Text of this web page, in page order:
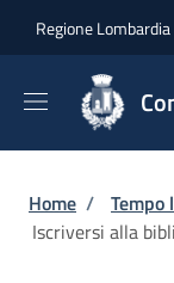
Regione Lombardia
Briciole
Home /
Iscriversi alla